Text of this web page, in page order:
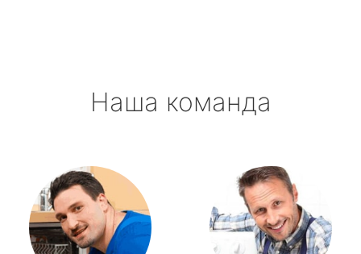
Наша команда